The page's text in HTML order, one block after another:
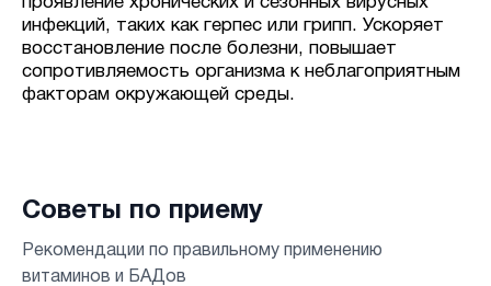
инфекций, таких как герпес или грипп. Ускоряет
восстановление после болезни, повышает
сопротивляемость организма к неблагоприятным
факторам окружающей среды.
Советы по приему
Рекомендации по правильному применению
витаминов и БАДов